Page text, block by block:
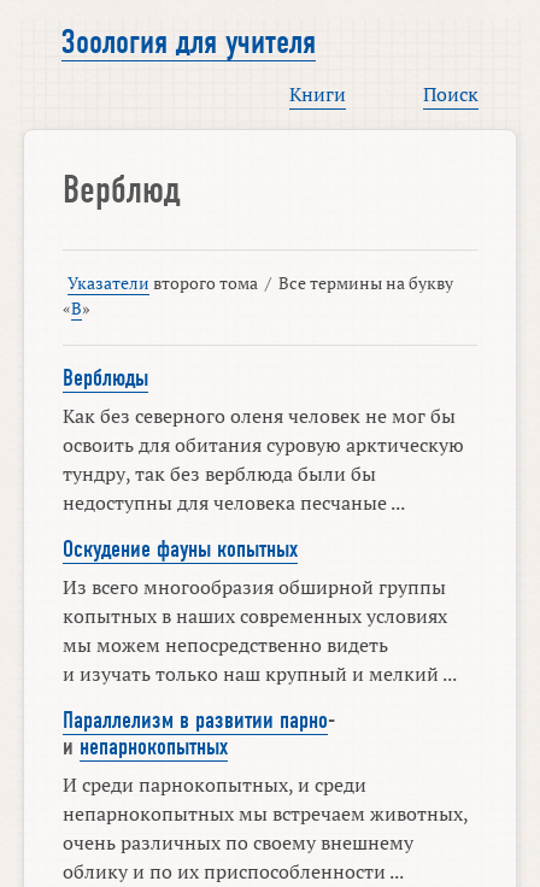
Зоология для учителя
Книги Поиск
Верблюд
Указатели второго тома / Все термины на букву
«В»
Верблюды
Как без северного оленя человек не мог бы
освоить для обитания суровую арктическую
тундру, так без верблюда были бы
недоступны для человека песчаные ...
Оскудение фауны копытных
Из всего многообразия обширной группы
копытных в наших современных условиях
мы можем непосредственно видеть
и изучать только наш крупный и мелкий ...
Параллелизм в развитии парно-
и непарнокопытных
И среди парнокопытных, и среди
непарнокопытных мы встречаем животных,
очень различных по своему внешнему
облику и по их приспособленности ...